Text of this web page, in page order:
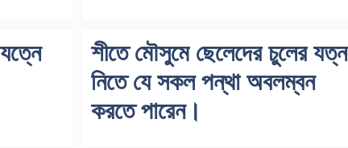
শীতে মৌসুমে ছেলেদের চুলের যত্ন
নিতে যে সকল পন্থা অবলম্বন
করতে পারেন।